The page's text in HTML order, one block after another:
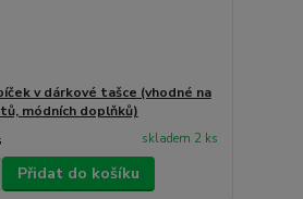
v dárkové tašce (vhodné na
módních doplňků)
skladem 2 ks
Přidat do košíku